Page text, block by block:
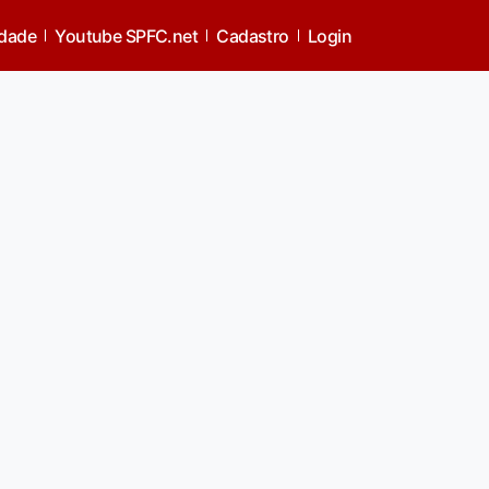
Youtube SPFC.net Cadastro Login